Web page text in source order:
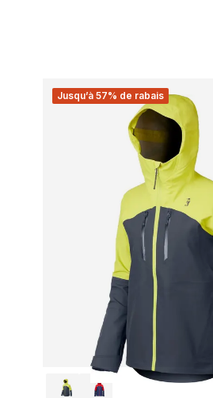
Jusqu’à 57% de rabais